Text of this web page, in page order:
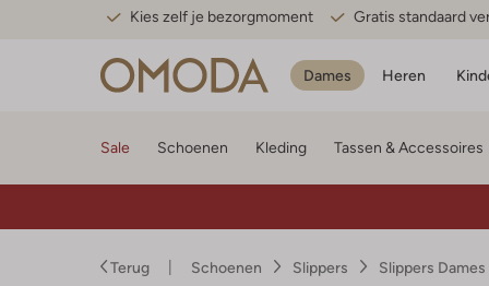
Kies zelf je bezorgmoment Gratis standaard
Dames Heren
Sale Schoenen Kleding Tassen & Accessoires
Terug Schoenen Slippers Slippers Dames